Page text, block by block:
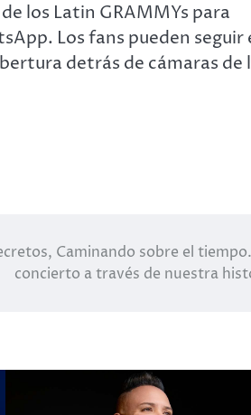
los Latin GRAMMYs para
Los fans pueden seguir
detrás de cámaras de
Caminando sobre el
concierto a través de nuestra